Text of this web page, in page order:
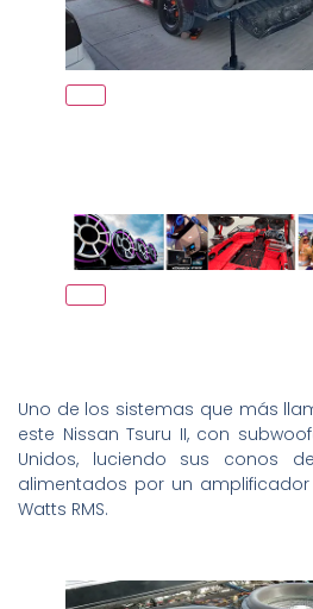
Uno de los sistemas que más
este Nissan Tsuru II, con
Unidos, luciendo sus conos
alimentados por un amplificador
Watts RMS.